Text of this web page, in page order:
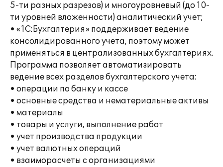
5-ти разных разрезов) и многоуровневый (до 10-
ти уровней вложенности) аналитический учет;
• «1С:Бухгалтерия» поддерживает ведение
консолидированного учета, поэтому может
применяться в централизованных бухгалтериях.
Программа позволяет автоматизировать
ведение всех разделов бухгалтерского учета:
• операции по банку и кассе
• основные средства и нематериальные активы
• материалы
• товары и услуги, выполнение работ
• учет производства продукции
• учет валютных операций
• взаиморасчеты с организациями